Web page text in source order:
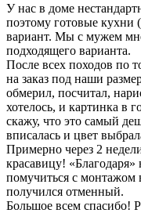
У нас в доме
поэтому готовые
вариант. Мы с мужем
подходящего варианта.
После всех походов по
на заказ под наши
обмерил, посчитал,
хотелось, и картинка в
скажу, что это самый
вписалась и цвет
Примерно через 2
красавицу!
помучиться с монтажом
получился отменный.
Большое всем спасибо!